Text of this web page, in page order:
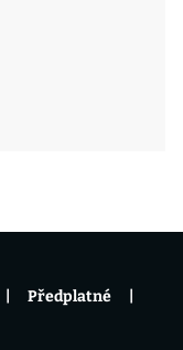
Předplatné